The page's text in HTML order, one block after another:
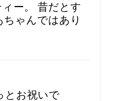
ー。 昔だとす
ゃんではあり
とお祝いで